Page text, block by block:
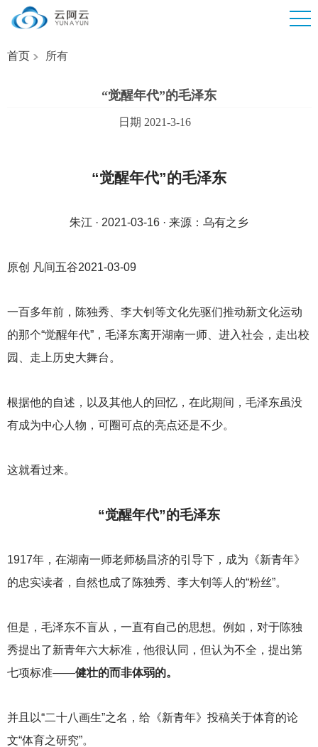
首页 所有
“觉醒年代”的毛泽东
日期 2021-3-16
“觉醒年代”的毛泽东
朱江 · 2021-03-16 · 来源：乌有之乡
原创 凡间五谷2021-03-09
一百多年前，陈独秀、李大钊等文化先驱们推动新文化运动
的那个“觉醒年代”，毛泽东离开湖南一师、进入社会，走出校
园、走上历史大舞台。
根据他的自述，以及其他人的回忆，在此期间，毛泽东虽没
有成为中心人物，可圈可点的亮点还是不少。
这就看过来。
“觉醒年代”的毛泽东
1917年，在湖南一师老师杨昌济的引导下，成为《新青年》
的忠实读者，自然也成了陈独秀、李大钊等人的“粉丝”。
但是，毛泽东不盲从，一直有自己的思想。例如，对于陈独
秀提出了新青年六大标准，他很认同，但认为不全，提出第
七项标准——健壮的而非体弱的。
并且以“二十八画生”之名，给《新青年》投稿关于体育的论
文“体育之研究”。